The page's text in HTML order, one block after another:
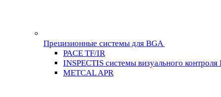
Прецизионные системы для BGA
PACE TF/IR
INSPECTIS системы визуального контроля
METCAL APR